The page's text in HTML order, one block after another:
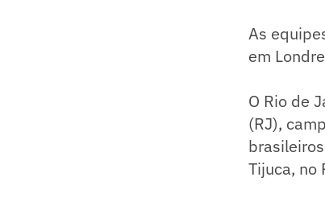
As
em
O Rio de
(RJ),
Tijuca, no